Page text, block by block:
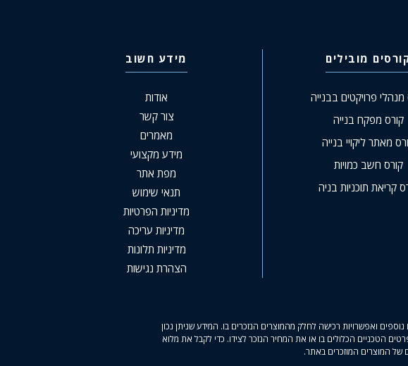
מובילים
מנהלי פרויקטים בבנייה
קורס מפקח בנייה
מאתר ליקויי בנייה
קורס חשב כמויות
קריאת תוכניות בניה
מידע חשוב
אודות
צור קשר
מאמרים
מידע מקצועי
מפת אתר
תנאי שימוש
מדיניות הפרטיות
מדיניות עריכה
מדיניות תלונות
הצהרת נגישות
ואפשרויות רכישה לחלק מהמוצרים הנזכרים בו. המידע שניתן נכון
הטכניים הכלולים בו או את המחיר הנזכר לצידו. כדי לקבל את מלוא
של המוצרים המוזכרים באתר.